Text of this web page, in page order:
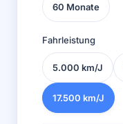
60 Monate
Fahrleistung
5.000 km/J
17.500 km/J